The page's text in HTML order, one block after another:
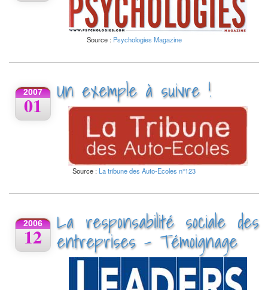
Source : Psychologies Magazine
2007
01
Un exemple à suivre !
Source : La tribune des Auto-Ecoles n°123
2006
12
La responsabilité sociale des
entreprises - Témoignage